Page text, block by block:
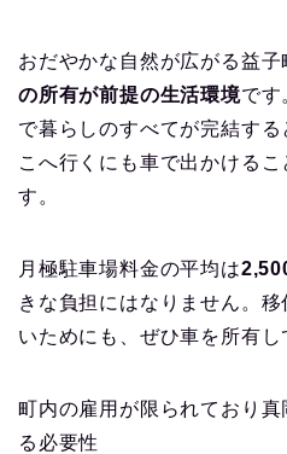
おだやかな自然が広がる益子
の所有が前提の生活環境です
で暮らしのすべてが完結す
こへ行くにも車で出かける
す。
月極駐車場料金の平均は
きな負担にはなりません。
いためにも、ぜひ車を所有し
町内の雇用が限られており
る必要性